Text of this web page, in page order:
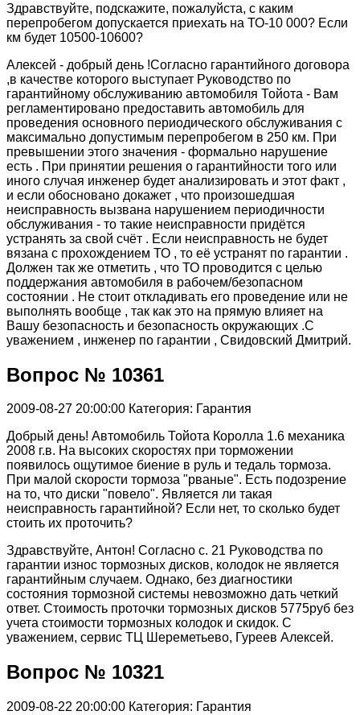
Здравствуйте, подскажите, пожалуйста, с каким
перепробегом допускается приехать на ТО-10 000? Если
км будет 10500-10600?
Алексей - добрый день !Согласно гарантийного договора
,в качестве которого выступает Руководство по
гарантийному обслуживанию автомобиля Тойота - Вам
регламентировано предоставить автомобиль для
проведения основного периодического обслуживания с
максимально допустимым перепробегом в 250 км. При
превышении этого значения - формально нарушение
есть . При принятии решения о гарантийности того или
иного случая инженер будет анализировать и этот факт ,
и если обосновано докажет , что произошедшая
неисправность вызвана нарушением периодичности
обслуживания - то такие неисправности придётся
устранять за свой счёт . Если неисправность не будет
вязана с прохождением ТО , то её устранят по гарантии .
Должен так же отметить , что ТО проводится с целью
поддержания автомобиля в рабочем/безопасном
состоянии . Не стоит откладивать его проведение или не
выполнять вообще , так как это на прямую влияет на
Вашу безопасность и безопасность окружающих .С
уважением , инженер по гарантии , Свидовский Дмитрий.
Вопрос № 10361
2009-08-27 20:00:00 Категория: Гарантия
Добрый день! Автомобиль Тойота Королла 1.6 механика
2008 г.в. На высоких скоростях при торможении
появилось ощутимое биение в руль и тедаль тормоза.
При малой скорости тормоза "рваные". Есть подозрение
на то, что диски "повело". Является ли такая
неисправность гарантийной? Если нет, то сколько будет
стоить их проточить?
Здравствуйте, Антон! Согласно с. 21 Руководства по
гарантии износ тормозных дисков, колодок не является
гарантийным случаем. Однако, без диагностики
состояния тормозной системы невозможно дать четкий
ответ. Стоимость проточки тормозных дисков 5775руб без
учета стоимости тормозных колодок и скидок. С
уважением, сервис ТЦ Шереметьево, Гуреев Алексей.
Вопрос № 10321
2009-08-22 20:00:00 Категория: Гарантия